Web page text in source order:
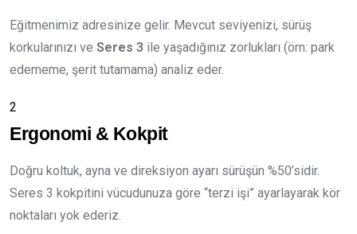
Eğitmenimiz adresinize gelir. Mevcut seviyenizi, sürüş
korkularınızı ve Seres 3 ile yaşadığınız zorlukları (örn: park
edememe, şerit tutamama) analiz eder.
2
Ergonomi & Kokpit
Doğru koltuk, ayna ve direksiyon ayarı sürüşün %50’sidir.
Seres 3 kokpitini vücudunuza göre “terzi işi” ayarlayarak kör
noktaları yok ederiz.